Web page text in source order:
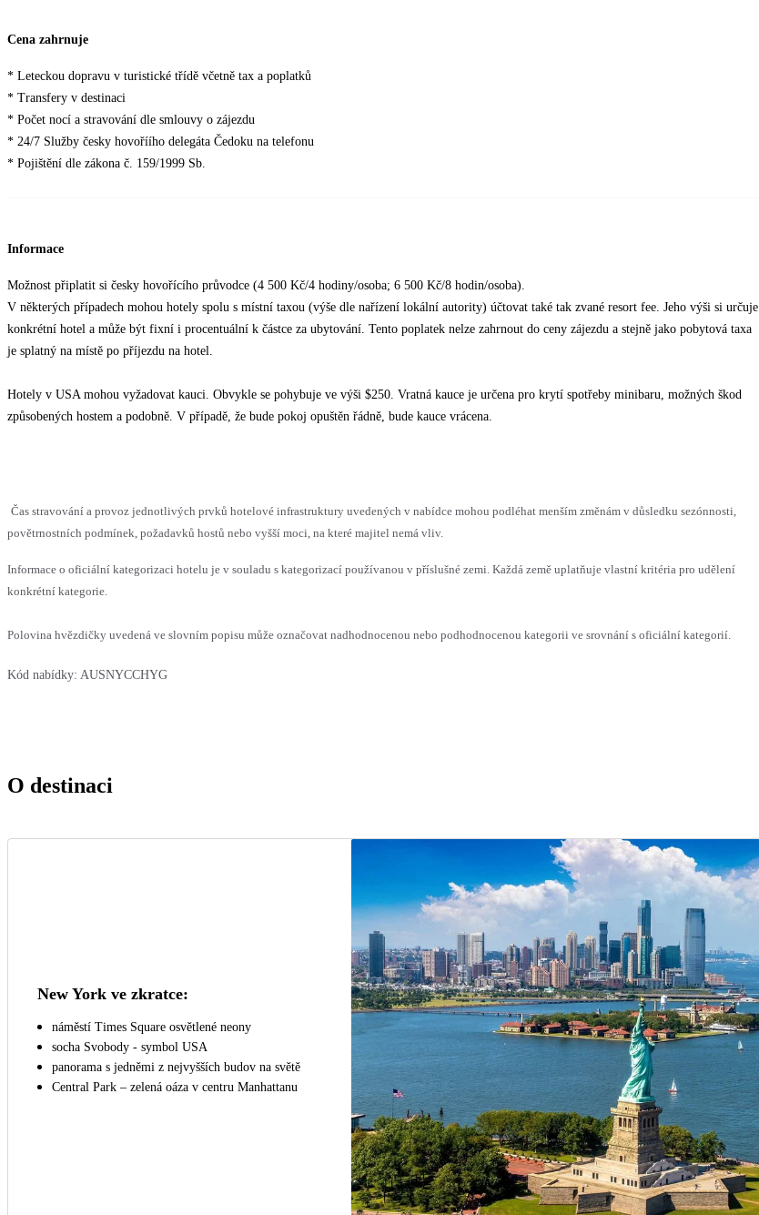
Cena zahrnuje
* Leteckou dopravu v turistické třídě včetně tax a poplatků
* Transfery v destinaci
* Počet nocí a stravování dle smlouvy o zájezdu
* 24/7 Služby česky hovoříího delegáta Čedoku na telefonu
* Pojištění dle zákona č. 159/1999 Sb.
Informace
Možnost připlatit si česky hovořícího průvodce (4 500 Kč/4 hodiny/osoba; 6 500 Kč/8 hodin/osoba).
V některých případech mohou hotely spolu s místní taxou (výše dle nařízení lokální autority) účtovat také tak zvané resort fee. Jeho výši si určuje
konkrétní hotel a může být fixní i procentuální k částce za ubytování. Tento poplatek nelze zahrnout do ceny zájezdu a stejně jako pobytová taxa
je splatný na místě po příjezdu na hotel.
Hotely v USA mohou vyžadovat kauci. Obvykle se pohybuje ve výši $250. Vratná kauce je určena pro krytí spotřeby minibaru, možných škod
způsobených hostem a podobně. V případě, že bude pokoj opuštěn řádně, bude kauce vrácena.
Čas stravování a provoz jednotlivých prvků hotelové infrastruktury uvedených v nabídce mohou podléhat menším změnám v důsledku sezónnosti,
povětrnostních podmínek, požadavků hostů nebo vyšší moci, na které majitel nemá vliv.
Informace o oficiální kategorizaci hotelu je v souladu s kategorizací používanou v příslušné zemi. Každá země uplatňuje vlastní kritéria pro udělení
konkrétní kategorie.
Polovina hvězdičky uvedená ve slovním popisu může označovat nadhodnocenou nebo podhodnocenou kategorii ve srovnání s oficiální kategorií.
Kód nabídky: AUSNYCCHYG
O destinaci
New York ve zkratce:
náměstí Times Square osvětlené neony
socha Svobody - symbol USA
panorama s jedněmi z nejvyšších budov na světě
Central Park – zelená oáza v centru Manhattanu